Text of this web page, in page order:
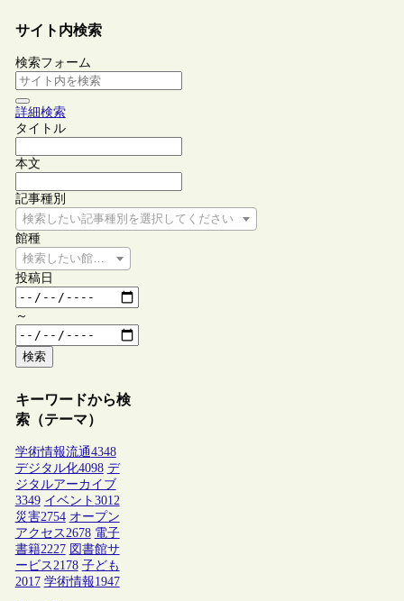
サイト内検索
検索フォーム
詳細検索
タイトル
本文
記事種別
検索したい記事種別を選択してください
館種
検索したい館種を選択してください
投稿日
～
検索
キーワードから検
索（テーマ）
学術情報流通4348
デジタル化4098 デ
ジタルアーカイブ
3349 イベント 3012
災害2754 オープン
アクセス2678 電子
書籍2227 図書館サ
ービス2178 子ども
2017 学術情報1947